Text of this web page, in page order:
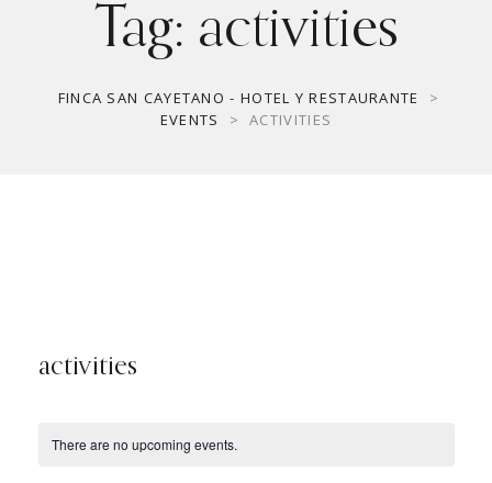
Tag: activities
FINCA SAN CAYETANO - HOTEL Y RESTAURANTE
>
EVENTS
> ACTIVITIES
activities
There are no upcoming events.